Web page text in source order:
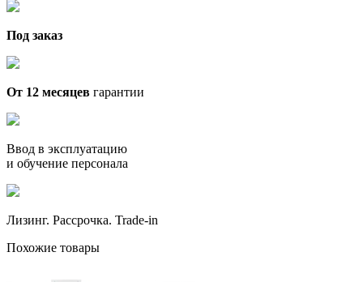
Под заказ
От 12 месяцев гарантии
Ввод в эксплуатацию
и обучение персонала
Лизинг. Рассрочка. Trade-in
Похожие товары